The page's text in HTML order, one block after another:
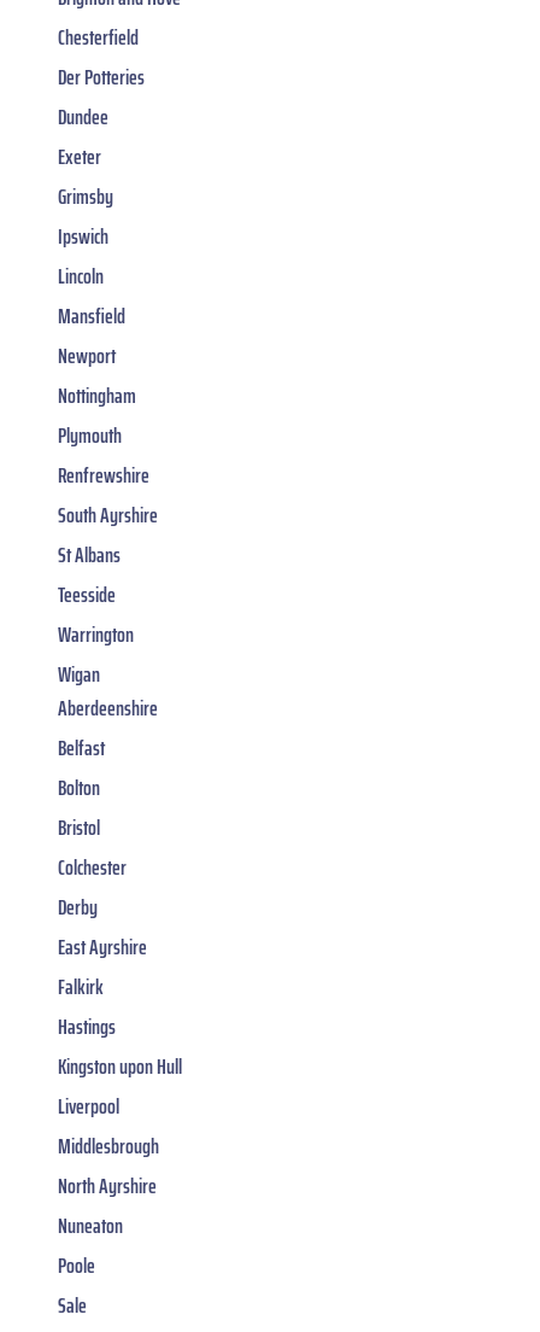
Chesterfield
Der Potteries
Dundee
Exeter
Grimsby
Ipswich
Lincoln
Mansfield
Newport
Nottingham
Plymouth
Renfrewshire
South Ayrshire
St Albans
Teesside
Warrington
Wigan
Aberdeenshire
Belfast
Bolton
Bristol
Colchester
Derby
East Ayrshire
Falkirk
Hastings
Kingston upon Hull
Liverpool
Middlesbrough
North Ayrshire
Nuneaton
Poole
Sale